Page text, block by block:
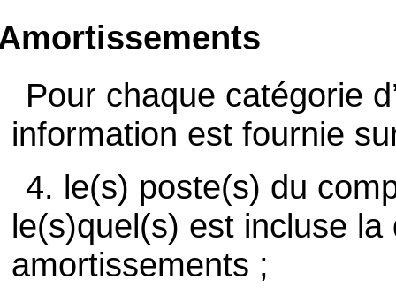
Pour chaque catégorie
information est fournie
4. le(s) poste(s) du
le(s)quel(s) est incluse la
amortissements ;